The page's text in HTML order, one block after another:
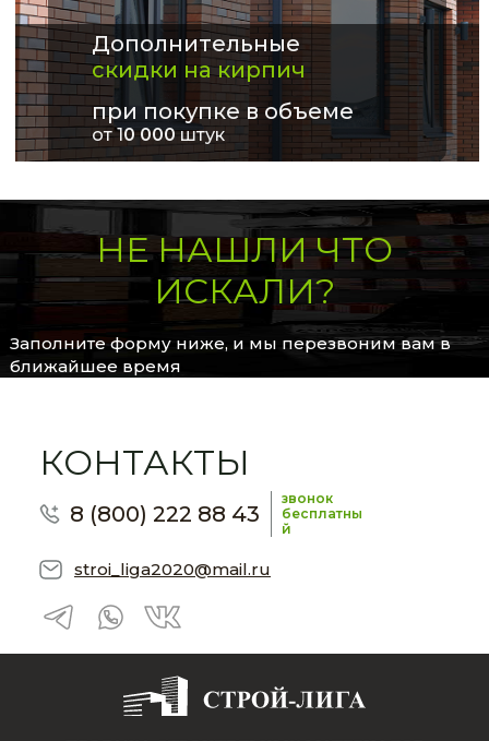
Дополнительные
скидки на кирпич
при покупке в объеме
от 10 000штук
НЕ НАШЛИ ЧТО
ИСКАЛИ?
Заполните форму ниже, и мы перезвоним вам в
ближайшее время
КОНТАКТЫ
8 (800) 222 88 43
звонок
бесплатны
й
stroi_liga2020@mail.ru